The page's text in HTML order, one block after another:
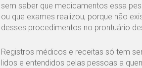
sem saber que medicamentos essa
ou que exames realizou, porque não
desses procedimentos no prontuário
Registros médicos e receitas só tem
lidos e entendidos pelas pessoas a